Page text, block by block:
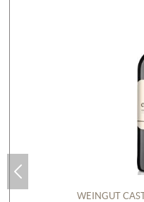
WEINGUT